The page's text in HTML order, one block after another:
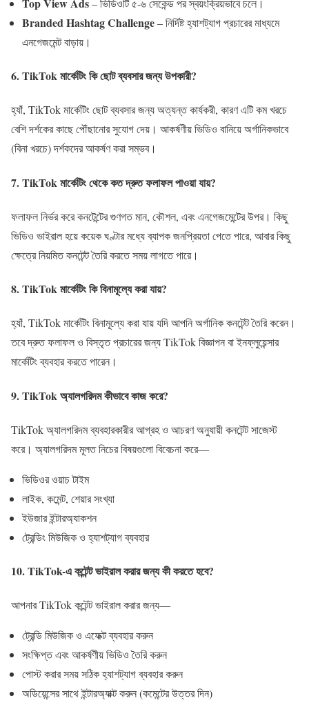
– ভিডিওটি ৫-৬ সেকেন্ড পর স্বয়ংক্রিয়ভাবে চলে।
Branded Hashtag Challenge– নির্দিষ্ট হ্যাশট্যাগ প্রচারের মাধ্যমে
এনগেজমেন্ট বাড়ায়।
6. TikTok মার্কেটিং কি ছোট ব্যবসার জন্য উপকারী?
হ্যাঁ, TikTok মার্কেটিং ছোট ব্যবসার জন্য অত্যন্ত কার্যকরী, কারণ এটি কম খরচে
বেশি দর্শকের কাছে পৌঁছানোর সুযোগ দেয়। আকর্ষণীয় ভিডিও বানিয়ে অর্গানিকভাবে
(বিনা খরচে) দর্শকদের আকর্ষণ করা সম্ভব।
7. TikTok মার্কেটিং থেকে কত দ্রুত ফলাফল পাওয়া যায়?
ফলাফল নির্ভর করে কনটেন্টের গুণগত মান, কৌশল, এবং এনগেজমেন্টের উপর। কিছু
ভিডিও ভাইরাল হয়ে কয়েক ঘণ্টার মধ্যে ব্যাপক জনপ্রিয়তা পেতে পারে, আবার কিছু
ক্ষেত্রে নিয়মিত কনটেন্ট তৈরি করতে সময় লাগতে পারে।
8. TikTok মার্কেটিং কি বিনামূল্যে করা যায়?
হ্যাঁ, TikTok মার্কেটিং বিনামূল্যে করা যায় যদি আপনি অর্গানিক কনটেন্ট তৈরি করেন।
তবে দ্রুত ফলাফল ও বিস্তৃত প্রচারের জন্য TikTok বিজ্ঞাপন বা ইনফ্লুয়েন্সার
মার্কেটিং ব্যবহার করতে পারেন।
9. TikTok অ্যালগরিদম কীভাবে কাজ করে?
TikTok অ্যালগরিদম ব্যবহারকারীর আগ্রহ ও আচরণ অনুযায়ী কনটেন্ট সাজেস্ট
করে। অ্যালগরিদম মূলত নিচের বিষয়গুলো বিবেচনা করে—
ভিডিওর ওয়াচ টাইম
লাইক, কমেন্ট, শেয়ার সংখ্যা
ইউজার ইন্টারঅ্যাকশন
ট্রেন্ডিং মিউজিক ও হ্যাশট্যাগ ব্যবহার
10. TikTok-এ কন্টেন্ট ভাইরাল করার জন্য কী করতে হবে?
আপনার TikTok কন্টেন্ট ভাইরাল করার জন্য—
ট্রেন্ডি মিউজিক ও এফেক্ট ব্যবহার করুন
সংক্ষিপ্ত এবং আকর্ষণীয় ভিডিও তৈরি করুন
পোস্ট করার সময় সঠিক হ্যাশট্যাগ ব্যবহার করুন
অডিয়েন্সের সাথে ইন্টারঅ্যাক্ট করুন (কমেন্টের উত্তর দিন)